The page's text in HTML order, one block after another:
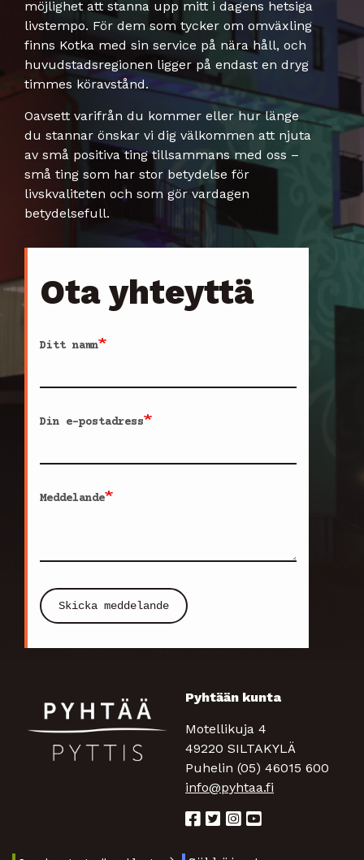
möjlighet att stanna upp mitt i dagens hetsiga
livstempo. För dem som tycker om omväxling
finns Kotka med sin service på nära håll, och
huvudstadsregionen ligger på endast en dryg
timmes köravstånd.
Oavsett varifrån du kommer eller hur länge
du stannar önskar vi dig välkommen att njuta
av små positiva ting tillsammans med oss –
små ting som har stor betydelse för
livskvaliteten och som gör vardagen
betydelsefull.
Ota yhteyttä
Ditt namn
Din e-postadress
Meddelande
Skicka meddelande
Pyhtään kunta
Motellikuja 4
49220 SILTAKYLÄ
Puhelin (05) 46015 600
info@pyhtaa.fi